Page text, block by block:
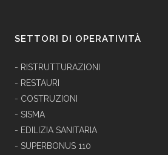
SETTORI DI OPERATIVITÀ
- RISTRUTTURAZIONI
- RESTAURI
- COSTRUZIONI
- SISMA
- EDILIZIA SANITARIA
- SUPERBONUS 110